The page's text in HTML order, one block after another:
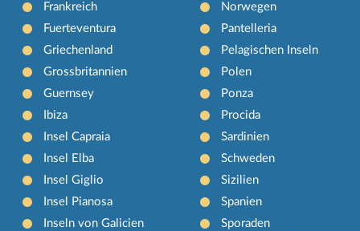
Frankreich
Fuerteventura
Griechenland
Grossbritannien
Guernsey
Ibiza
Insel Capraia
Insel Elba
Insel Giglio
Insel Pianosa
Inseln von Galicien
Norwegen
Pantelleria
Pelagischen Inseln
Polen
Ponza
Procida
Sardinien
Schweden
Sizilien
Spanien
Sporaden